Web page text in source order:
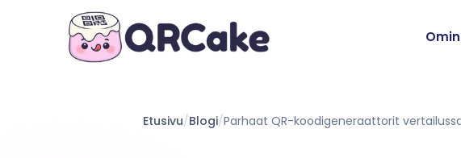
Etusivu/Blogi/Parhaat QR-koodigeneraattorit